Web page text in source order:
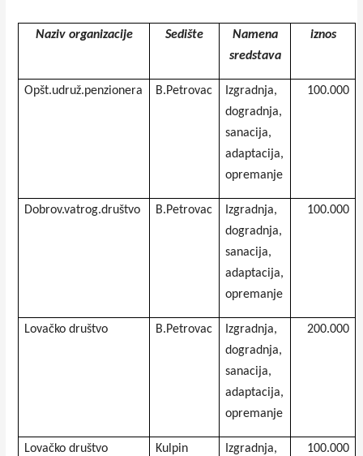
Naziv organizacije Sedište
Namena
sredstava
iznos
Opšt.udruž.penzionera B.Petrovac
Izgradnja,
dogradnja,
sanacija,
adaptacija,
opremanje
100.000
Dobrov.vatrog.društvo B.Petrovac
Izgradnja,
dogradnja,
sanacija,
adaptacija,
opremanje
100.000
Lovačko društvo B.Petrovac
Izgradnja,
dogradnja,
sanacija,
adaptacija,
opremanje
200.000
Lovačko društvo Kulpin
Izgradnja,
100.000